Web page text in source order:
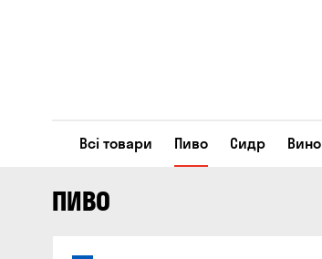
Всі товари Пиво Сидр Вино
ПИВО